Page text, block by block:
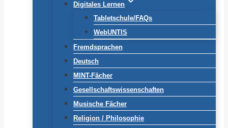
Digitales Lernen
Tabletschule/FAQs
WebUNTIS
Fremdsprachen
Deutsch
MINT-Fächer
Gesellschaftswissenschaften
Musische Fächer
Religion / Philosophie